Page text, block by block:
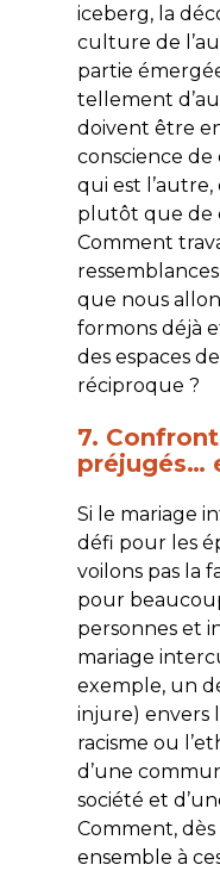
iceberg, la
culture de
partie
tellement
doivent être
conscience de
qui est
plutôt que de
Comment
que nous
formons déjà
des espaces
réciproque ?
7.
préjugés…
Si le mariage
défi pour les
voilons pas la
pour
personnes et
mariage
exemple, un
injure) envers
racisme ou
d’une
société et
Comment, dès
ensemble à